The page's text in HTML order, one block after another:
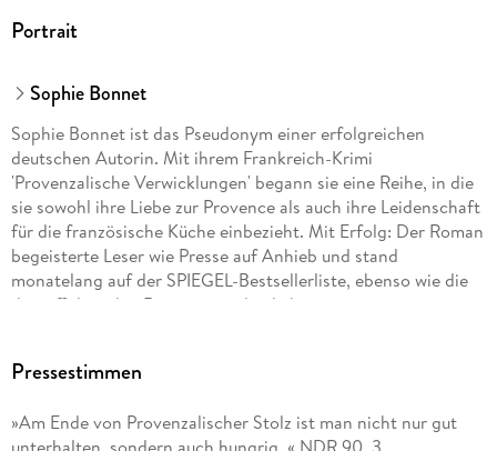
Portrait
Sophie Bonnet
Sophie Bonnet ist das Pseudonym einer erfolgreichen
deutschen Autorin. Mit ihrem Frankreich-Krimi
'Provenzalische Verwicklungen' begann sie eine Reihe, in die
sie sowohl ihre Liebe zur Provence als auch ihre Leidenschaft
für die französische Küche einbezieht. Mit Erfolg: Der Roman
begeisterte Leser wie Presse auf Anhieb und stand
monatelang auf der SPIEGEL-Bestsellerliste, ebenso wie die
darauffolgenden Romane um den liebenswerten
Pressestimmen
»Am Ende von Provenzalischer Stolz ist man nicht nur gut